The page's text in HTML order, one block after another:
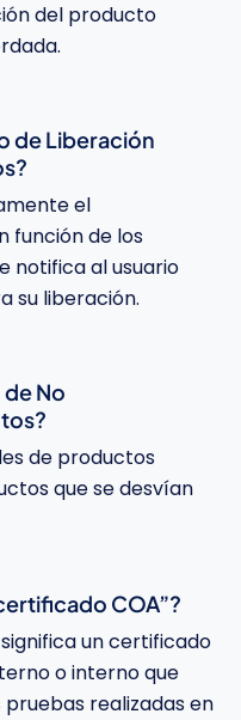
del producto
de Liberación
el
función de los
notifica al usuario
su liberación.
No
de productos
que se desvían
COA”?
un certificado
o interno que
realizadas en